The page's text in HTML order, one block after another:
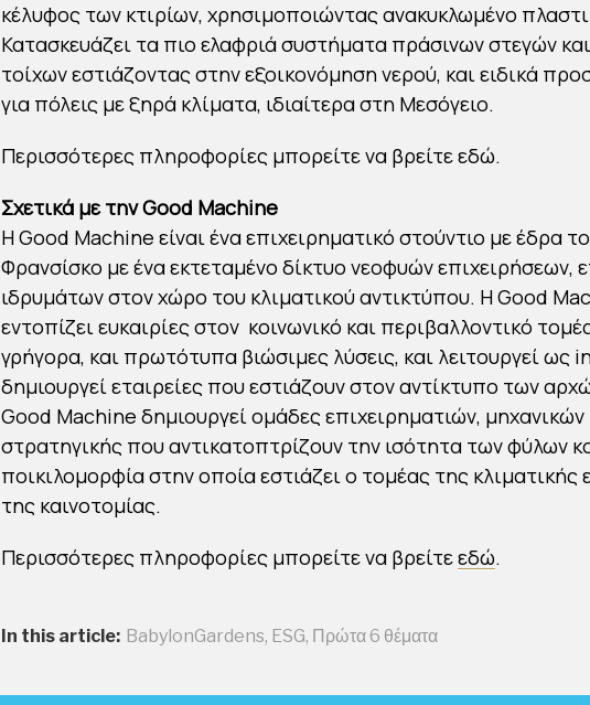
κέλυφος των κτιρίων, χρησιμοποιώντας ανακυκλωμένο
Κατασκευάζει τα πιο ελαφριά συστήματα πράσινων στεγών
τοίχων εστιάζοντας στην εξοικονόμηση νερού, και ειδικά
για πόλεις με ξηρά κλίματα, ιδιαίτερα στη Μεσόγειο.
Περισσότερες πληροφορίες μπορείτε να βρείτε εδώ.
Σχετικά με την Good Machine
Η Good Machine είναι ένα επιχειρηματικό στούντιο με έδρα
Φρανσίσκο με ένα εκτεταμένο δίκτυο νεοφυών επιχειρήσεων,
ιδρυμάτων στον χώρο του κλιματικού αντικτύπου. Η Good
εντοπίζει ευκαιρίες στον κοινωνικό και περιβαλλοντικό
γρήγορα, και πρωτότυπα βιώσιμες λύσεις, και λειτουργεί ως
δημιουργεί εταιρείες που εστιάζουν στον αντίκτυπο των
Good Machine δημιουργεί ομάδες επιχειρηματιών,
στρατηγικής που αντικατοπτρίζουν την ισότητα των φύλων
ποικιλομορφία στην οποία εστιάζει ο τομέας της κλιματικής
της καινοτομίας.
Περισσότερες πληροφορίες μπορείτε να βρείτεεδώ.
In this article: BabylonGardens, ESG, Πρώτα 6 θέματα